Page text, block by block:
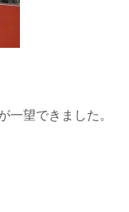
一望できました。